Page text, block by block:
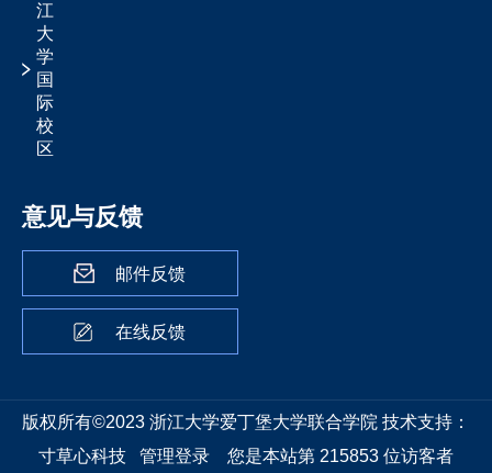
江
大
学
国
际
校
区
意见与反馈
邮件反馈
在线反馈
版权所有©2023 浙江大学爱丁堡大学联合学院 技术支持：
寸草心科技
管理登录 您是本站第 215853 位访客者